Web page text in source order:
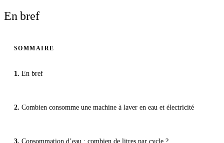
En bref
SOMMAIRE
En bref
Combien consomme une machine à laver en eau et électricité
Consommation d’eau : combien de litres par cycle ?